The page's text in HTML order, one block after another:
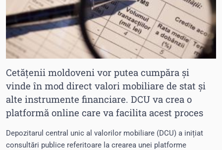
Cetățenii moldoveni vor putea cumpăra și
vinde în mod direct valori mobiliare de stat și
alte instrumente financiare. DCU va crea o
platformă online care va facilita acest proces
Depozitarul central unic al valorilor mobiliare (DCU) a inițiat
consultări publice referitoare la crearea unei platforme